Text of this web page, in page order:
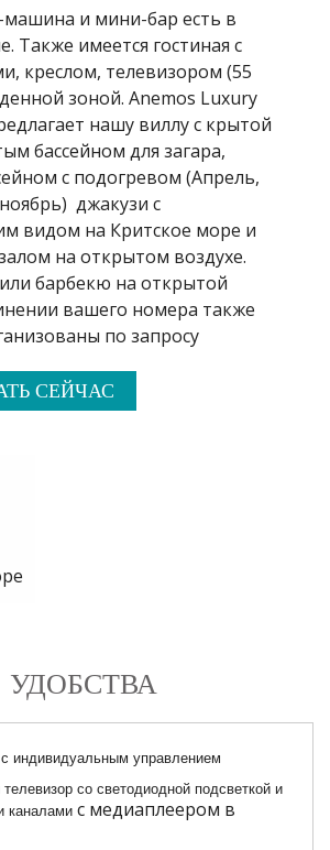
машина и мини-бар есть в
Также имеется гостиная с
креслом, телевизором (55
зоной. Anemos Luxury
нашу виллу с крытой
бассейном для загара,
с подогревом (Aпрель,
ноябрь) джакузи с
видом на Критское море и
на открытом воздухе.
барбекю на открытой
вашего номера также
по запросу
СЕЙЧАС
УДОБСТВА
индивидуальным управлением
со светодиодной подсветкой и
каналами с медиаплеером в